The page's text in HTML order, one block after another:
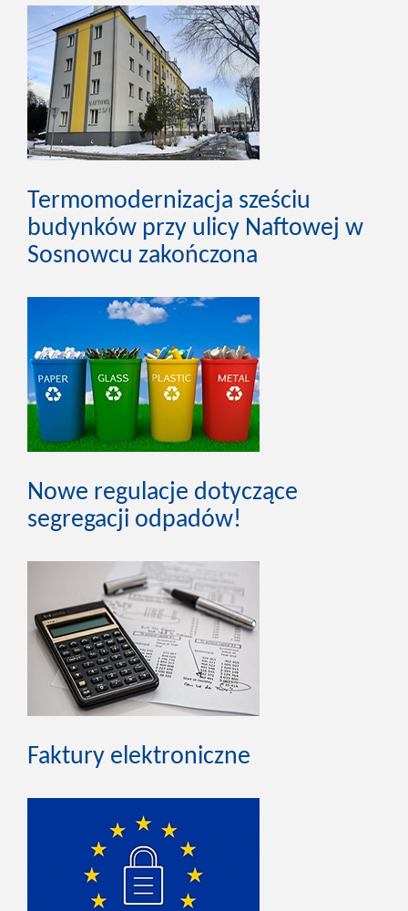
Termomodernizacja sześciu
budynków przy ulicy Naftowej w
Sosnowcu zakończona
Nowe regulacje dotyczące
segregacji odpadów!
Faktury elektroniczne